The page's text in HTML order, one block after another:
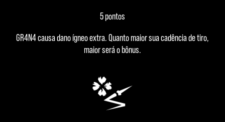
5 pontos
GR4N4 causa dano ígneo extra. Quanto maior sua cadência de tiro,
maior será o bônus.